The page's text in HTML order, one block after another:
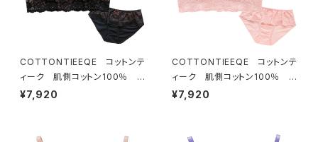
COTTONTIEEQE コットンテ
ィーク 肌側コットン100％ ソ
フトブラ ＆ ショーツセット（ブラ
¥7,920
COTTONTIEEQE コットンテ
ィーク 肌側コットン100％ ソ
フトブラ ＆ ショーツセット（ピー
¥7,920